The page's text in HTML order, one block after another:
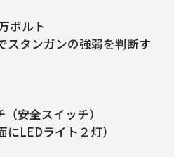
ボルト
タンガンの強弱を判断す
安全スイッチ）
にLEDライト２灯）